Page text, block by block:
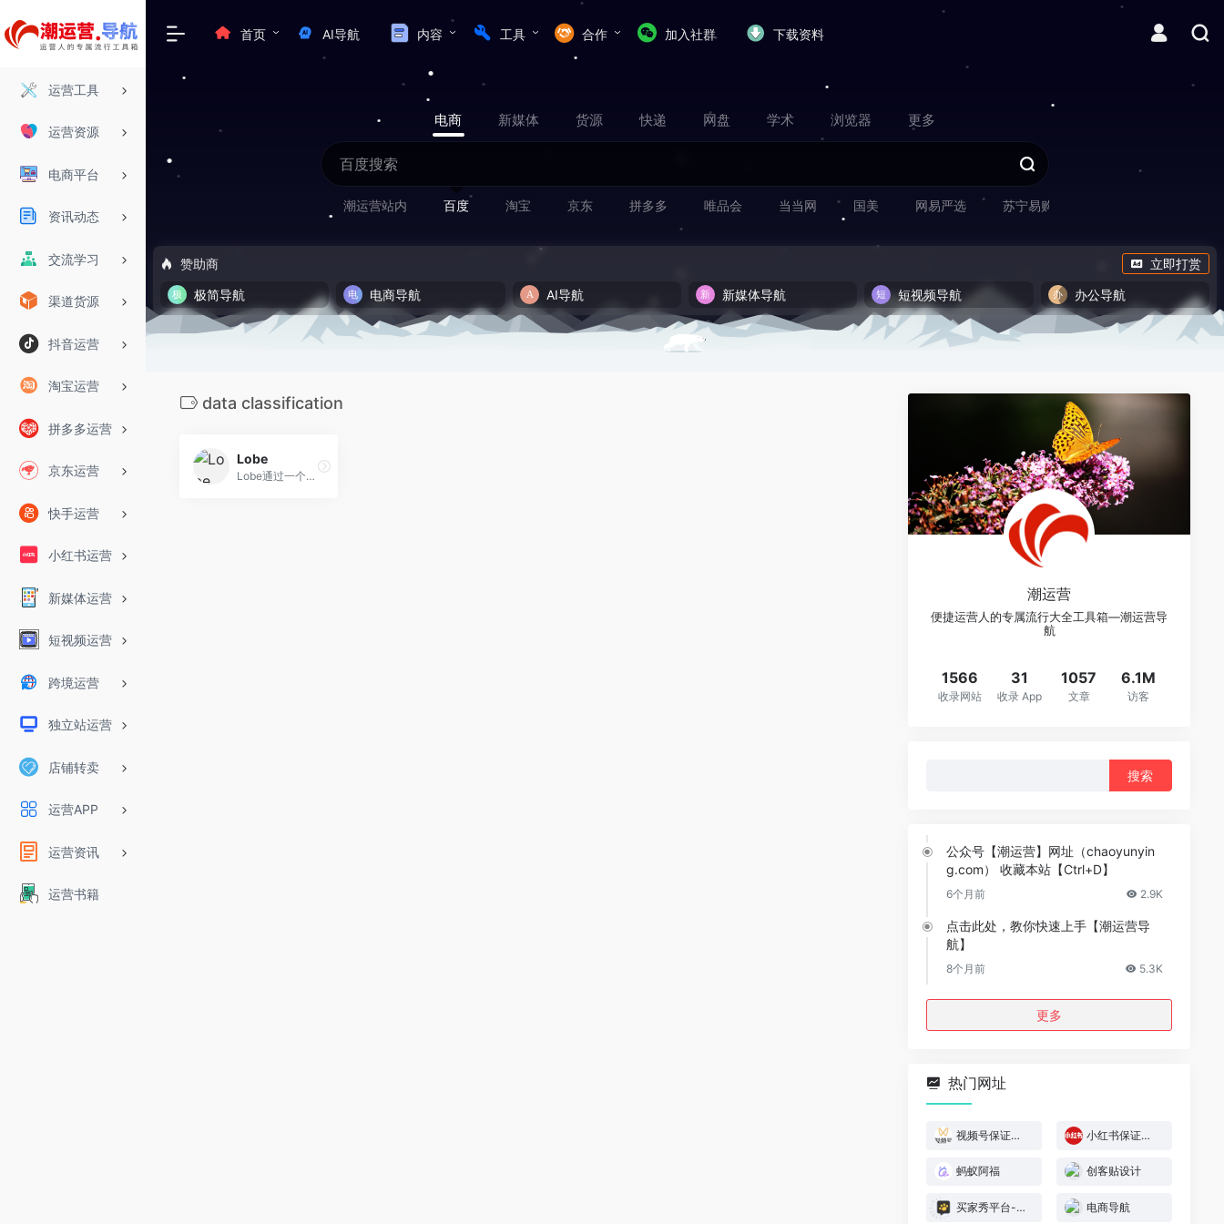
运营工具
运营资源
电商平台
资讯动态
交流学习
渠道货源
抖音运营
淘宝运营
拼多多运营
京东运营
快手运营
小红书运营
新媒体运营
短视频运营
跨境运营
独立站运营
店铺转卖
运营APP
运营资讯
运营书籍
首页 AI导航 内容 工具 合作 加入社群 下载资料
电商 新媒体 货源 快递 网盘 学术 浏览器 更多
潮运营站内 百度 淘宝 京东 拼多多 唯品会 当当网 国美 网易严选 苏宁易购
赞助商
立即打赏
极简导航
电商导航 AI导航 新媒体导航 短视频导航 办公导航
data classification
Lobe
Lobe通过一个免费、易于使用的工具帮助您训练机器学习模型。
潮运营
便捷运营人的专属流行大全工具箱—潮运营导
航
1566
收录网站
31
收录 App
1057
文章
6.1M
访客
公众号【潮运营】网址（chaoyunyin
g.com） 收藏本站【Ctrl+D】
6个月前 2.9K
点击此处，教你快速上手【潮运营导
航】
8个月前 5.3K
更多
热门网址
视频号保证金规则 小红书保证金规则
蚂蚁阿福 创客贴设计
买家秀平台-模特喵喵 电商导航